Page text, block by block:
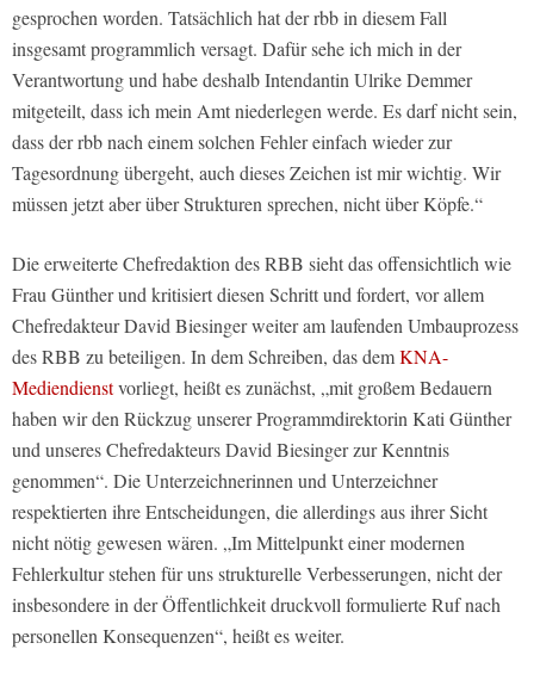
gesprochen worden. Tatsächlich hat der rbb in diesem Fall
insgesamt programmlich versagt. Dafür sehe ich mich in der
Verantwortung und habe deshalb Intendantin Ulrike Demmer
mitgeteilt, dass ich mein Amt niederlegen werde. Es darf nicht sein,
dass der rbb nach einem solchen Fehler einfach wieder zur
Tagesordnung übergeht, auch dieses Zeichen ist mir wichtig. Wir
müssen jetzt aber über Strukturen sprechen, nicht über Köpfe.“
Die erweiterte Chefredaktion des RBB sieht das offensichtlich wie
Frau Günther und kritisiert diesen Schritt und fordert, vor allem
Chefredakteur David Biesinger weiter am laufenden Umbauprozess
des RBB zu beteiligen. In dem Schreiben, das demKNA-
Mediendienstvorliegt, heißt es zunächst, „mit großem Bedauern
haben wir den Rückzug unserer Programmdirektorin Kati Günther
und unseres Chefredakteurs David Biesinger zur Kenntnis
genommen“. Die Unterzeichnerinnen und Unterzeichner
respektierten ihre Entscheidungen, die allerdings aus ihrer Sicht
nicht nötig gewesen wären. „Im Mittelpunkt einer modernen
Fehlerkultur stehen für uns strukturelle Verbesserungen, nicht der
insbesondere in der Öffentlichkeit druckvoll formulierte Ruf nach
personellen Konsequenzen“, heißt es weiter.